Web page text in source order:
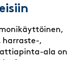
harraste-,
ala on